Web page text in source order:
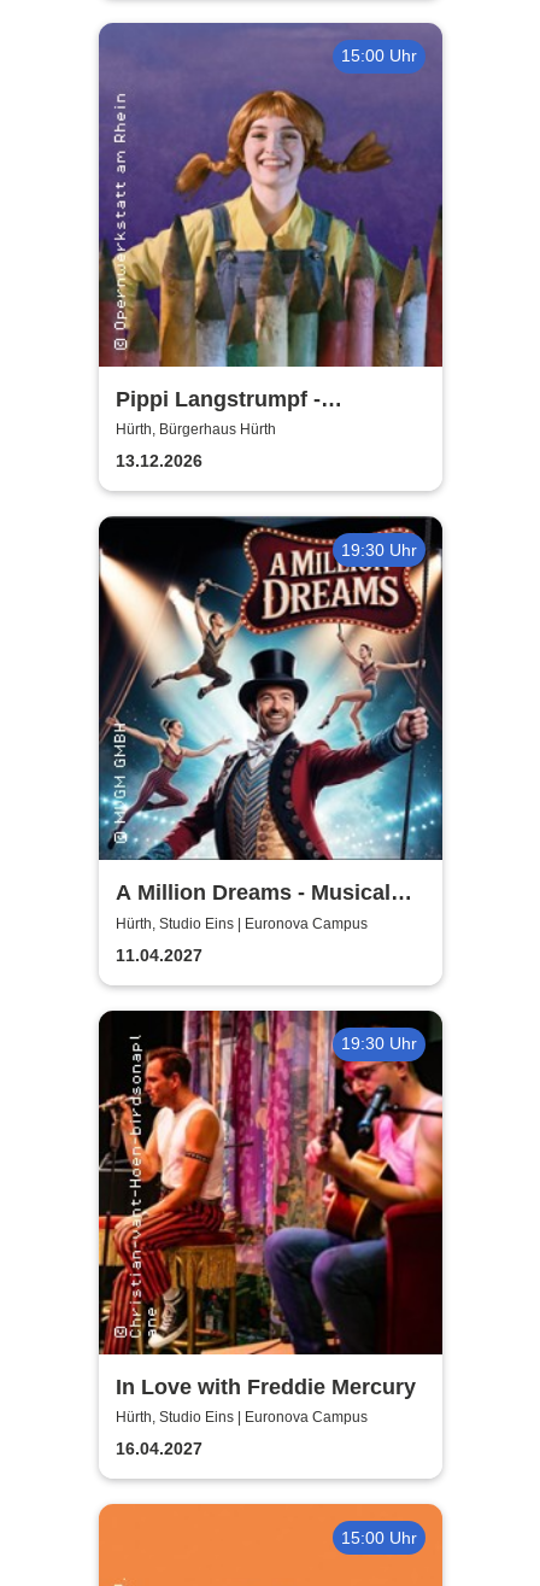
15:00 Uhr
Pippi Langstrumpf -
Bürgerhaus Hürth
Hürth, Bürgerhaus Hürth
13.12.2026
19:30 Uhr
A Million Dreams - Musical
Circus Show
Hürth, Studio Eins | Euronova Campus
11.04.2027
19:30 Uhr
In Love with Freddie Mercury
Hürth, Studio Eins | Euronova Campus
16.04.2027
15:00 Uhr